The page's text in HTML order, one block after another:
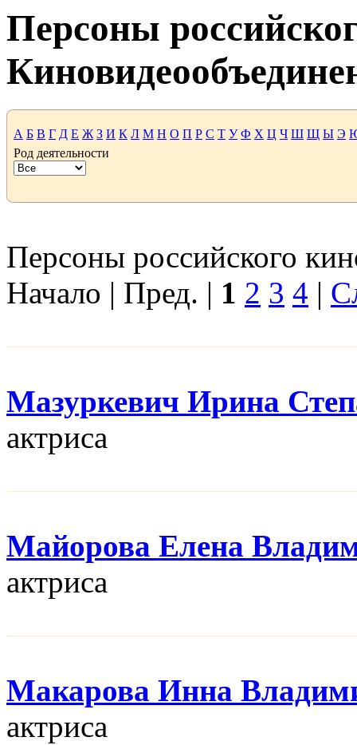
Персоны
А Б В Г Д Е Ж З И К Л М Н О П Р С Т У Ф Х Ц Ч Ш Щ Ы Э
Род деятельности
Персоны российского
Начало | Пред. | 1 2 3 4 |
Мазуркевич Ирина
актриса
Майорова Елена
актриса
Макарова Инна
актриса